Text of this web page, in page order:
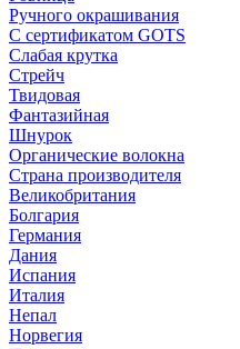
Ручного окрашивания
С сертификатом GOTS
Слабая крутка
Стрейч
Твидовая
Фантазийная
Шнурок
Органические волокна
Страна производителя
Великобритания
Болгария
Германия
Дания
Испания
Италия
Непал
Норвегия